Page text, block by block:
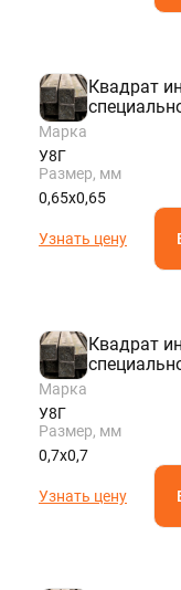
Квадрат
Марка
У8Г
Размер, мм
0,65х0,65
Узнать цену
Квадрат
Марка
У8Г
Размер, мм
0,7х0,7
Узнать цену